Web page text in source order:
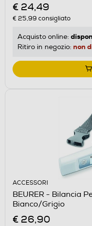
€ 24,49
€ 25,99 consigliato
Acquisto online:
Ritiro in negozio: non
ACCESSORI
BEURER - Bilancia
Bianco/Grigio
€ 26,90